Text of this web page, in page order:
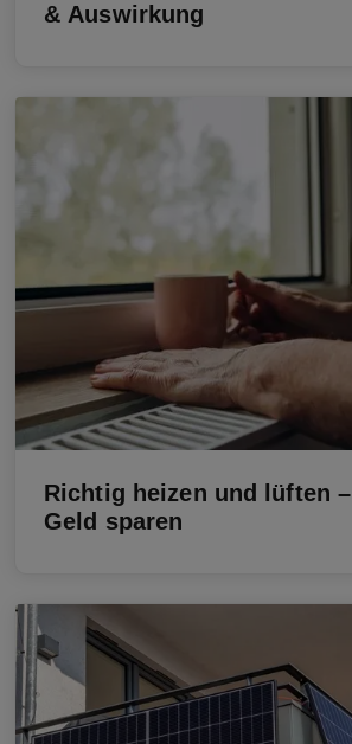
& Auswirkung
Richtig heizen und lüften
Geld sparen